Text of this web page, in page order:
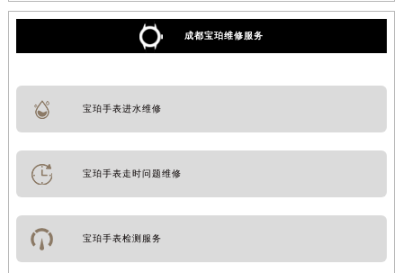
成都宝珀维修服务
宝珀手表进水维修
宝珀手表走时问题维修
宝珀手表检测服务